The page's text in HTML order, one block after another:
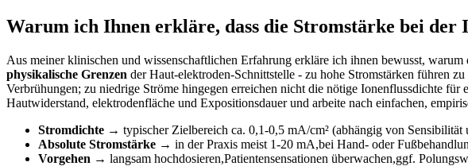
Warum ich Ihnen erkläre, dass die Stromstärke bei der
Aus meiner‌ klinischen und ​wissenschaftlichen ⁤Erfahrung erkläre ich ihnen bewusst,
physikalische Grenzen der Haut-elektroden-Schnittstelle -​ zu⁤ hohe Stromstärken führen
Verbrühungen; ⁣zu niedrige Ströme⁤ hingegen erreichen nicht die⁤ nötige Ionenflussdichte
Hautwiderstand, elektrodenfläche und Expositionsdauer⁢ und arbeite nach einfachen,
Stromdichte → typischer ‌Zielbereich ca. 0,1-0,5 mA/cm² (abhängig von Sensibilität
Absolute Stromstärke → in der Praxis meist 1-20 mA,bei Hand- ‍oder
Vorgehen → langsam hochdosieren,Patientensensationen überwachen,ggf.